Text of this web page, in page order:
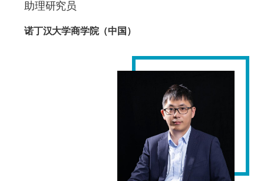
助理研究员
诺丁汉大学商学院（中国）